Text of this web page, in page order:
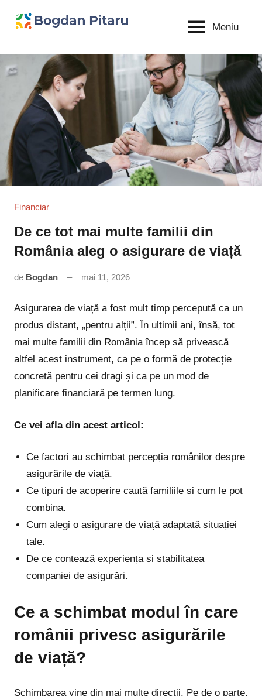
Bogdan
Pitaru
Meniu
Financiar
De ce tot mai multe familii din
România aleg o asigurare de viață
de Bogdan mai 11, 2026
Asigurarea de viață a fost mult timp percepută ca un
produs distant, „pentru alții”. În ultimii ani, însă, tot
mai multe familii din România încep să privească
altfel acest instrument, ca pe o formă de protecție
concretă pentru cei dragi și ca pe un mod de
planificare financiară pe termen lung.
Ce vei afla din acest articol:
Ce factori au schimbat percepția românilor despre
asigurările de viață.
Ce tipuri de acoperire caută familiile și cum le pot
combina.
Cum alegi o asigurare de viață adaptată situației
tale.
De ce contează experiența și stabilitatea
companiei de asigurări.
Ce a schimbat modul în care
românii privesc asigurările
de viață?
Schimbarea vine din mai multe direcții. Pe de o parte,